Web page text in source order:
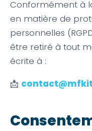
Conformément à
en matière de
personnelles
être retiré à tout
écrite à :
📩